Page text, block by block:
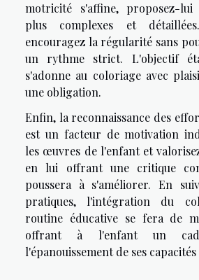
motricité s'affine, proposez-
plus complexes et
encouragez la régularité sans
un rythme strict. L'objectif
s'adonne au coloriage avec
une obligation.
Enfin, la reconnaissance des
est un facteur de motivation
les œuvres de l'enfant et
en lui offrant une critique
poussera à s'améliorer. En
pratiques, l'intégration du
routine éducative se fera de
offrant à l'enfant un
l'épanouissement de ses